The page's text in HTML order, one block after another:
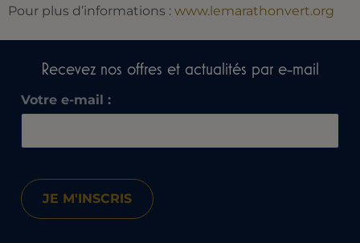
Pour plus d’informations : www.lemarathonvert.org
Recevez nos offres et actualités par e-mail​
Votre e-mail :